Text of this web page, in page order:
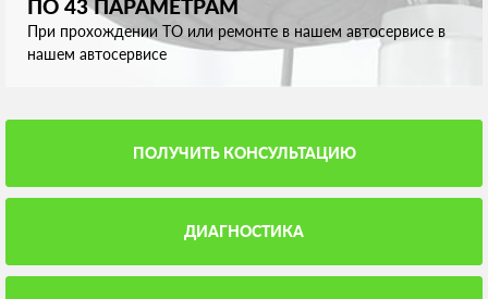
ПО 43 ПАРАМЕТРАМ
При прохождении ТО или ремонте в нашем автосервисе в
нашем автосервисе
ПОЛУЧИТЬ КОНСУЛЬТАЦИЮ
ДИАГНОСТИКА